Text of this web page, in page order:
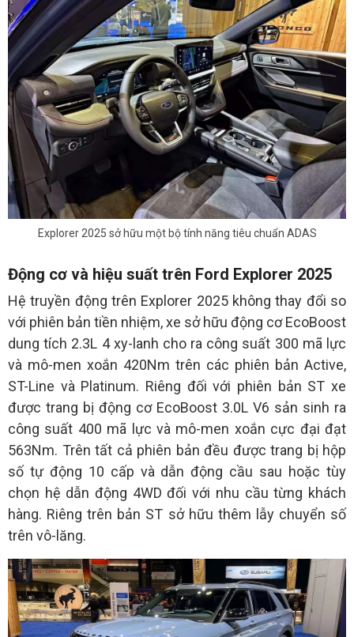
Explorer 2025 sở hữu một bộ tính năng tiêu chuẩn ADAS
Động cơ và hiệu suất trên Ford Explorer 2025
Hệ truyền động trên Explorer 2025 không thay đổi so
với phiên bản tiền nhiệm, xe sở hữu động cơ EcoBoost
dung tích 2.3L 4 xy-lanh cho ra công suất 300 mã lực
và mô-men xoắn 420Nm trên các phiên bản Active,
ST-Line và Platinum. Riêng đối với phiên bản ST xe
được trang bị động cơ EcoBoost 3.0L V6 sản sinh ra
công suất 400 mã lực và mô-men xoắn cực đại đạt
563Nm. Trên tất cả phiên bản đều được trang bị hộp
số tự động 10 cấp và dẫn động cầu sau hoặc tùy
chọn hệ dẫn động 4WD đối với nhu cầu từng khách
hàng. Riêng trên bản ST sở hữu thêm lẫy chuyển số
trên vô-lăng.